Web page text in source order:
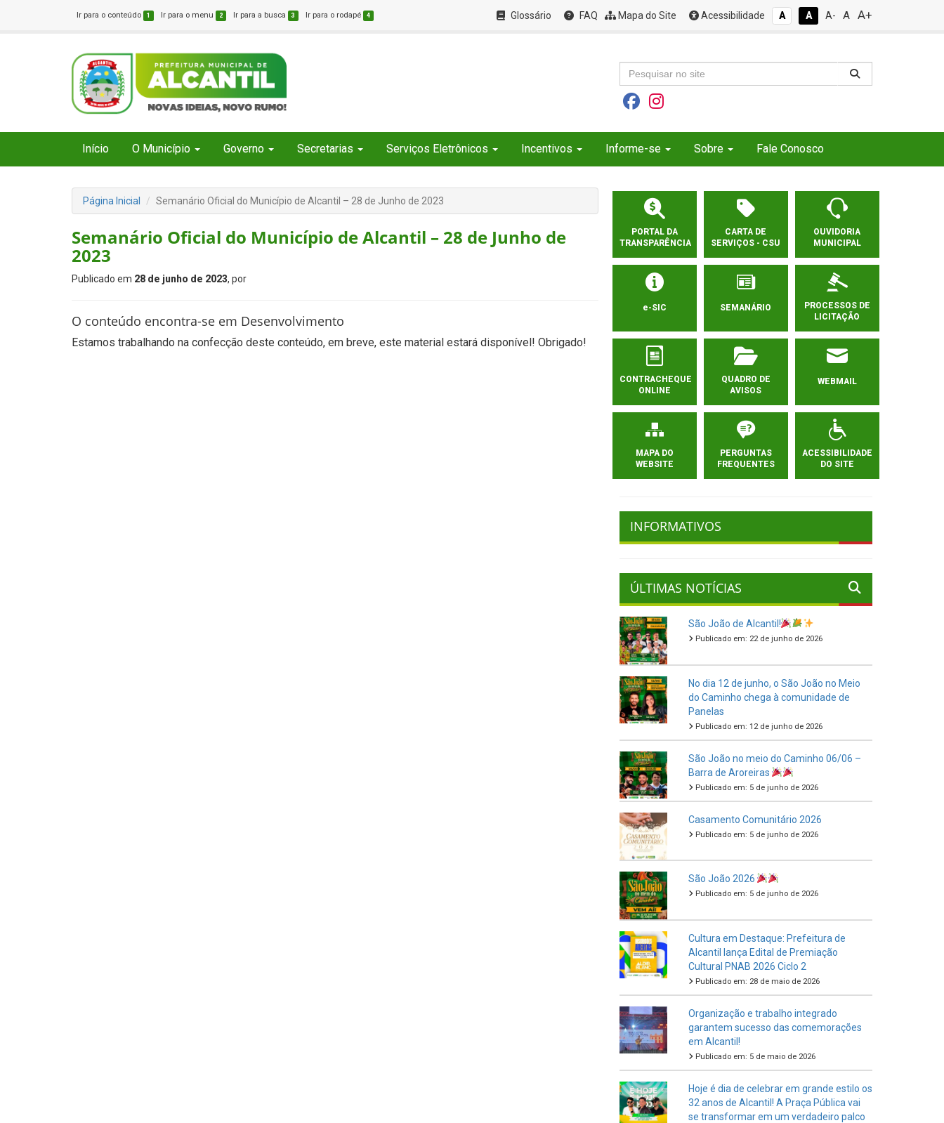
Ir para o conteúdo 1 Ir para o menu 2 Ir para a busca 3 Ir para o rodapé 4 Glossário FAQ Mapa do Site Acessibilidade A A A- A A+
Início O Município Governo Secretarias Serviços Eletrônicos Incentivos Informe-se Sobre Fale Conosco
Página Inicial Semanário Oficial do Município de Alcantil – 28 de Junho de 2023
Semanário Oficial do Município de Alcantil – 28 de Junho de
2023
Publicado em 28 de junho de 2023, por
O conteúdo encontra-se em Desenvolvimento
Estamos trabalhando na confecção deste conteúdo, em breve, este material estará disponível! Obrigado!
PORTAL DA
TRANSPARÊNCIA
CARTA DE
SERVIÇOS - CSU
OUVIDORIA
MUNICIPAL
e-SIC SEMANÁRIO
PROCESSOS DE
LICITAÇÃO
CONTRACHEQUE
ONLINE
QUADRO DE
AVISOS
WEBMAIL
MAPA DO
WEBSITE
PERGUNTAS
FREQUENTES
ACESSIBILIDADE
DO SITE
INFORMATIVOS
ÚLTIMAS NOTÍCIAS
São João de Alcantil!
Publicado em: 22 de junho de 2026
No dia 12 de junho, o São João no Meio
do Caminho chega à comunidade de
Panelas
Publicado em: 12 de junho de 2026
São João no meio do Caminho 06/06 –
Barra de Aroreiras
Publicado em: 5 de junho de 2026
Casamento Comunitário 2026
Publicado em: 5 de junho de 2026
São João 2026
Publicado em: 5 de junho de 2026
Cultura em Destaque: Prefeitura de
Alcantil lança Edital de Premiação
Cultural PNAB 2026 Ciclo 2
Publicado em: 28 de maio de 2026
Organização e trabalho integrado
garantem sucesso das comemorações
em Alcantil!
Publicado em: 5 de maio de 2026
Hoje é dia de celebrar em grande estilo os
32 anos de Alcantil! A Praça Pública vai
se transformar em um verdadeiro palco